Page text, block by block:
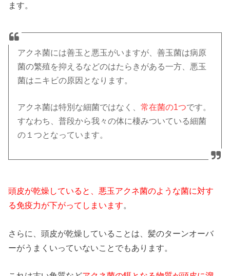
ます。
アクネ菌には善玉と悪玉がいますが、善玉菌は病原
菌の繁殖を抑えるなどのはたらきがある一方、悪玉
菌はニキビの原因となります。
アクネ菌は特別な細菌ではなく、常在菌の1つです。
すなわち、普段から我々の体に棲みついている細菌
の１つとなっています。
頭皮が乾燥していると、悪玉アクネ菌のような菌に対す
る免疫力が下がってしまいます。
さらに、頭皮が乾燥していることは、髪のターンオーバ
ーがうまくいっていないことでもあります。